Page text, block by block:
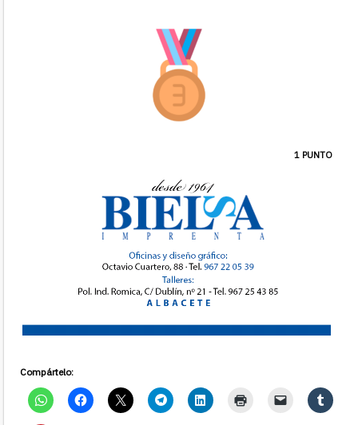
1 PUNTO
Compártelo: